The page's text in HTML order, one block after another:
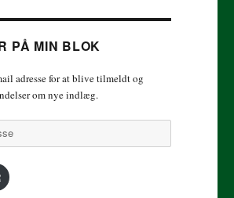
PÅ MIN BLOK
adresse for at blive tilmeldt og
om nye indlæg.